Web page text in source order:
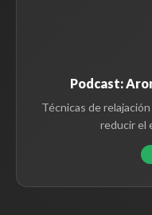
Podcast:
Técnicas de
reducir el